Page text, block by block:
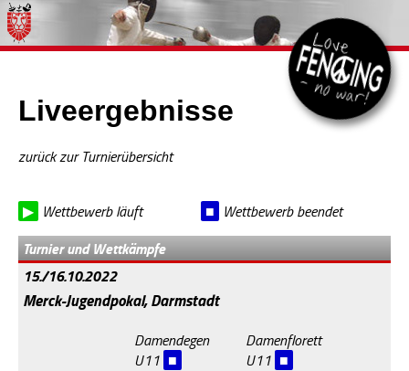
Liveergebnisse
zurück zur Turnierübersicht
▶ Wettbewerb läuft ■ Wettbewerb beendet
Turnier und Wettkämpfe
15./16.10.2022
Merck-Jugendpokal, Darmstadt
Damendegen
U11 ■
Damenflorett
U11 ■